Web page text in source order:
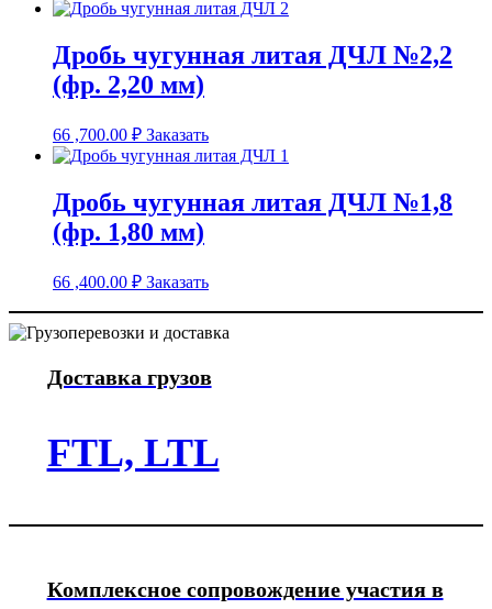
Дробь чугунная литая ДЧЛ №2,2
(фр. 2,20 мм)
66 ,700.00 ₽ Заказать
Дробь чугунная литая ДЧЛ №1,8
(фр. 1,80 мм)
66 ,400.00 ₽ Заказать
Доставка грузов
FTL, LTL
Комплексное сопровождение участия в